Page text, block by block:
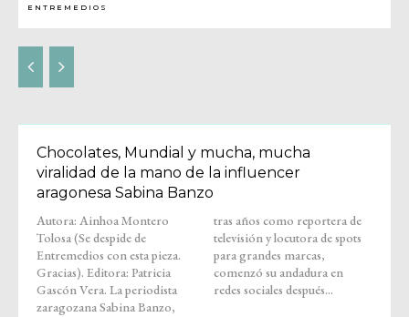
ENTREMEDIOS
Chocolates, Mundial y mucha, mucha
viralidad de la mano de la influencer
aragonesa Sabina Banzo
Autora: Ainhoa Montero
Tolosa (Se despide de
Entremedios con esta pieza.
Gracias). Editora: Patricia
Gascón Vera. La periodista
zaragozana Sabina Banzo,
tras años como reportera de
televisión y locutora de spots
para grandes marcas,
comenzó su andadura en
redes sociales después...